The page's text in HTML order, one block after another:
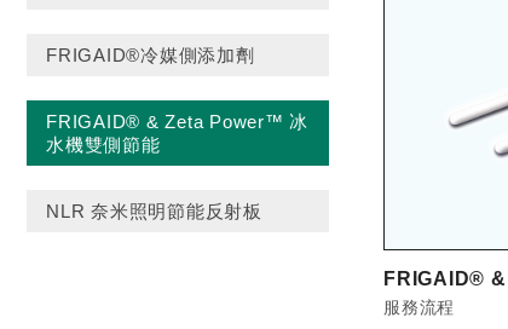
FRIGAID®冷媒側添加劑
FRIGAID® & Zeta Power™ 冰
水機雙側節能
NLR 奈米照明節能反射板
服務流程